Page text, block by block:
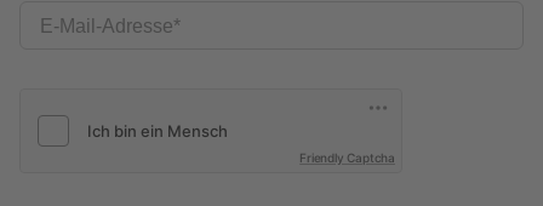
E-Mail-Adresse
Friendly Captcha